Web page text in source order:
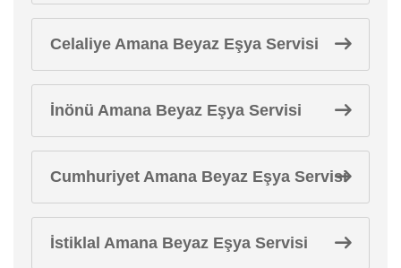
Celaliye Amana Beyaz Eşya Servisi
İnönü Amana Beyaz Eşya Servisi
Cumhuriyet Amana Beyaz Eşya Servisi
İstiklal Amana Beyaz Eşya Servisi